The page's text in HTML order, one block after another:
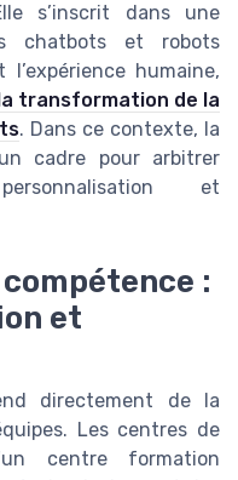
s’inscrit dans une
chatbots et robots
humaine,
la transformation de la
. Dans ce contexte, la
cadre pour arbitrer
et
:
et
directement de la
Les centres de
centre formation